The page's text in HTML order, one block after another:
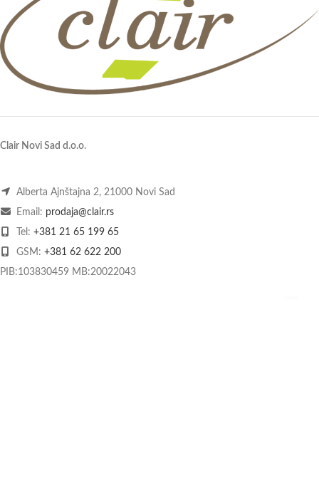
Clair Novi Sad d.o.o.
Alberta Ajnštajna 2, 21000 Novi Sad
Email: prodaja@clair.rs
Tel: +381 21 65 199 65
GSM: +381 62 622 200
PIB:103830459 MB:20022043